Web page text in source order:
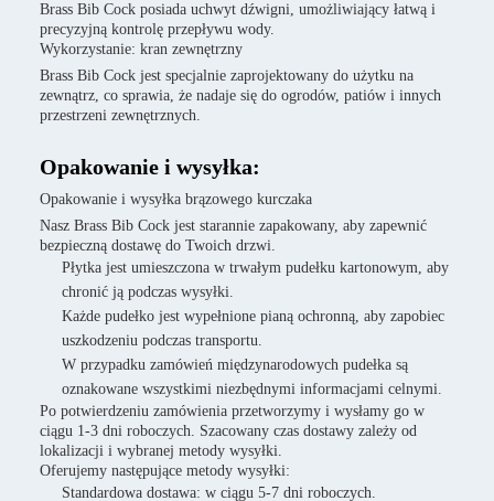
Brass Bib Cock posiada uchwyt dźwigni, umożliwiający łatwą i
precyzyjną kontrolę przepływu wody.
Wykorzystanie: kran zewnętrzny
Brass Bib Cock jest specjalnie zaprojektowany do użytku na
zewnątrz, co sprawia, że nadaje się do ogrodów, patiów i innych
przestrzeni zewnętrznych.
Opakowanie i wysyłka:
Opakowanie i wysyłka brązowego kurczaka
Nasz Brass Bib Cock jest starannie zapakowany, aby zapewnić
bezpieczną dostawę do Twoich drzwi.
Płytka jest umieszczona w trwałym pudełku kartonowym, aby
chronić ją podczas wysyłki.
Każde pudełko jest wypełnione pianą ochronną, aby zapobiec
uszkodzeniu podczas transportu.
W przypadku zamówień międzynarodowych pudełka są
oznakowane wszystkimi niezbędnymi informacjami celnymi.
Po potwierdzeniu zamówienia przetworzymy i wysłamy go w
ciągu 1-3 dni roboczych. Szacowany czas dostawy zależy od
lokalizacji i wybranej metody wysyłki.
Oferujemy następujące metody wysyłki:
Standardowa dostawa: w ciągu 5-7 dni roboczych.